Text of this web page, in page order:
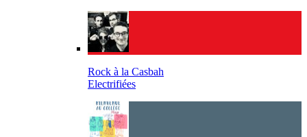
Rock à la Casbah
Electrifiées